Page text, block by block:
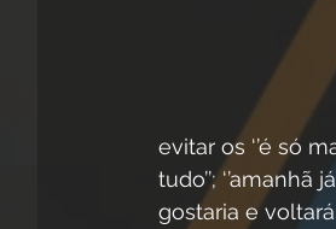
evitar os ‘’é só
tudo’’;
gostaria e